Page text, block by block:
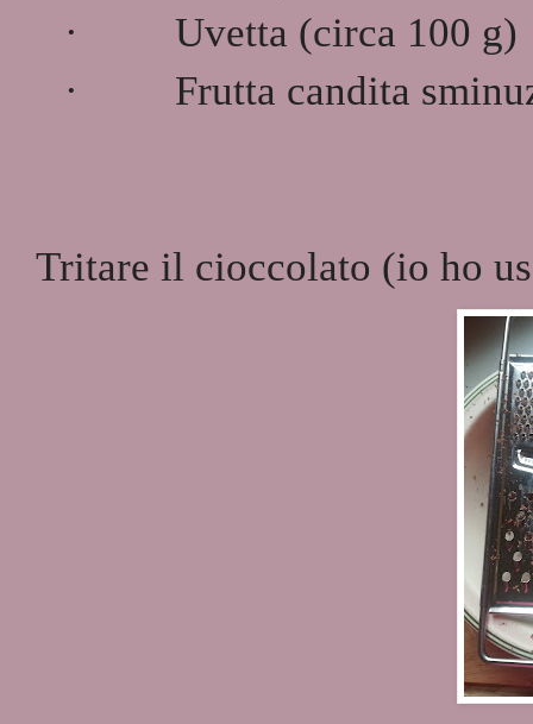
·
Uvetta (circa 100 g)
·
Frutta candita
Tritare il cioccolato (io ho